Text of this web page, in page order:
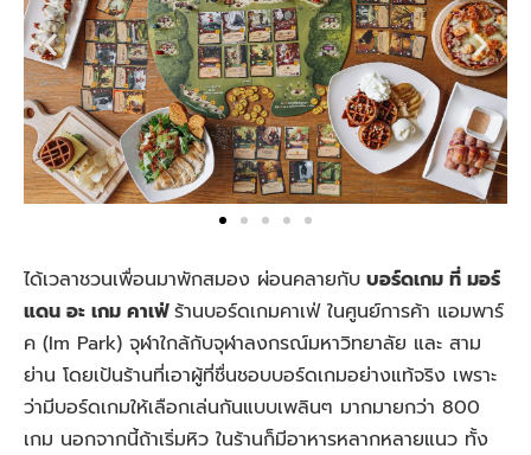
ได้เวลาชวนเพื่อนมาพักสมอง ผ่อนคลายกับ บอร์ดเกม ที่ มอร์
แดน อะ เกม คาเฟ่ร้านบอร์ดเกมคาเฟ่ ในศูนย์การค้า แอมพาร์
ค (Im Park) จุฬาใกล้กับจุฬาลงกรณ์มหาวิทยาลัย และ สาม
ย่าน โดยเป้นร้านที่เอาผู้ที่ชื่นชอบบอร์ดเกมอย่างแท้จริง เพราะ
ว่ามีบอร์ดเกมให้เลือกเล่นกันแบบเพลินๆ มากมายกว่า 800
เกม นอกจากนี้ถ้าเริ่มหิว ในร้านก็มีอาหารหลากหลายแนว ทั้ง